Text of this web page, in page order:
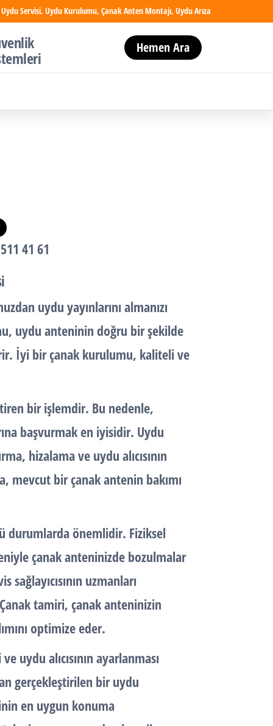
Servisi, Uydu Kurulumu, Çanak Anten Montajı, Uydu Arıza
Hemen Ara
41 61
uydu yayınlarını almanızı
uydu anteninin doğru bir şekilde
İyi bir çanak kurulumu, kaliteli ve
bir işlemdir. Bu nedenle,
başvurmak en iyisidir. Uydu
hizalama ve uydu alıcısının
mevcut bir çanak antenin bakımı
durumlarda önemlidir. Fiziksel
çanak anteninizde bozulmalar
uzmanları
tamiri, çanak anteninizin
optimize eder.
uydu alıcısının ayarlanması
gerçekleştirilen bir uydu
en uygun konuma